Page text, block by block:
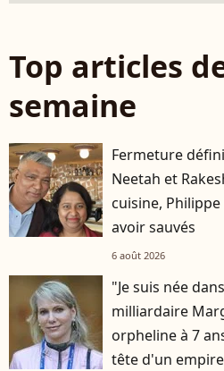
Top articles
semaine
Fermeture
Neetah et
cuisine,
avoir sauvés
6 août 2026
"Je suis née
milliardaire
orpheline à 7
tête d'un empire